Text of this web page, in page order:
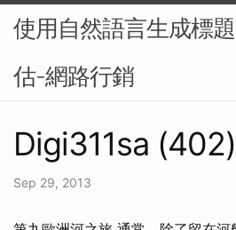
使用自然語言生成標
估-網路行銷
Digi311sa (402)
Sep 29, 2013